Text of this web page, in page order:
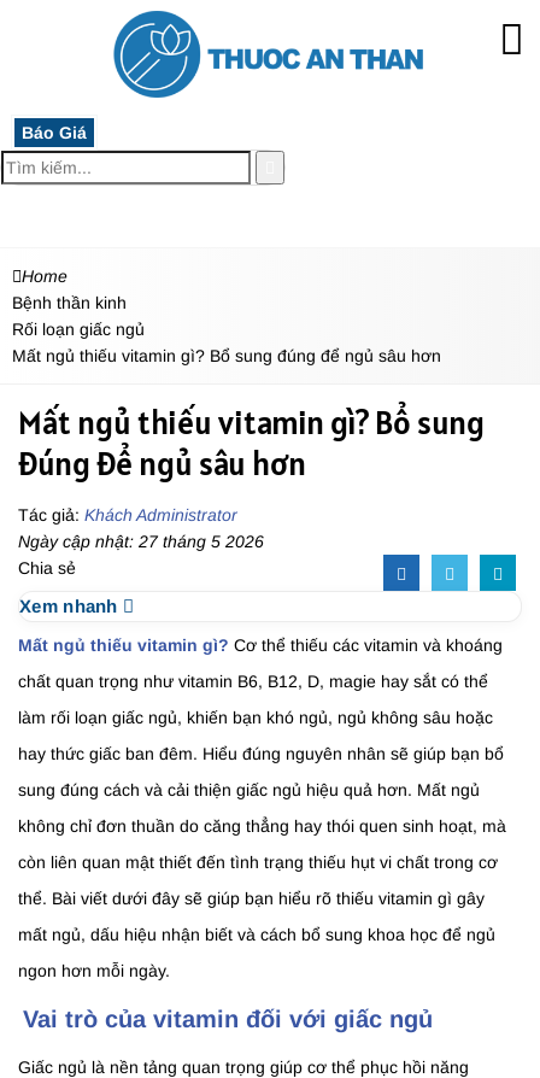
Báo Giá
Home
Bệnh thần kinh
Rối loạn giấc ngủ
Mất ngủ thiếu vitamin gì? Bổ sung đúng để ngủ sâu hơn
Mất ngủ thiếu vitamin gì? Bổ sung
đúng để ngủ sâu hơn
Tác giả: Khách Administrator
Ngày cập nhật: 27 tháng 5 2026
Chia sẻ
Xem nhanh
Mất ngủ thiếu vitamin gì? Cơ thể thiếu các vitamin và khoáng
chất quan trọng như vitamin B6, B12, D, magie hay sắt có thể
làm rối loạn giấc ngủ, khiến bạn khó ngủ, ngủ không sâu hoặc
hay thức giấc ban đêm. Hiểu đúng nguyên nhân sẽ giúp bạn bổ
sung đúng cách và cải thiện giấc ngủ hiệu quả hơn. Mất ngủ
không chỉ đơn thuần do căng thẳng hay thói quen sinh hoạt, mà
còn liên quan mật thiết đến tình trạng thiếu hụt vi chất trong cơ
thể. Bài viết dưới đây sẽ giúp bạn hiểu rõ thiếu vitamin gì gây
mất ngủ, dấu hiệu nhận biết và cách bổ sung khoa học để ngủ
ngon hơn mỗi ngày.
Vai trò của vitamin đối với giấc ngủ
Giấc ngủ là nền tảng quan trọng giúp cơ thể phục hồi năng